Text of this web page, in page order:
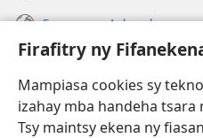
Firafitry ny
Mampiasa cookies sy
izahay mba handeha
Tsy maintsy ekena ny
Fanazavana Ankapobeny
Fanampiana
Fanomezana
(manokatra
rohy)